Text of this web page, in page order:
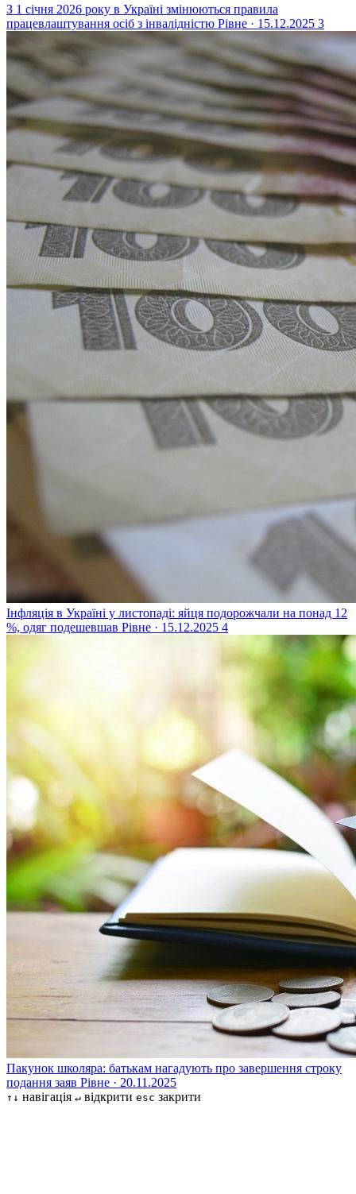
З 1 січня 2026 року в Україні змінюються правила
працевлаштування осіб з інвалідністю Рівне · 15.12.2025 3
Інфляція в Україні у листопаді: яйця подорожчали на понад 12
%, одяг подешевшав Рівне · 15.12.2025 4
Пакунок школяра: батькам нагадують про завершення строку
подання заяв Рівне · 20.11.2025
↑↓ навігація ↵ відкрити esc закрити